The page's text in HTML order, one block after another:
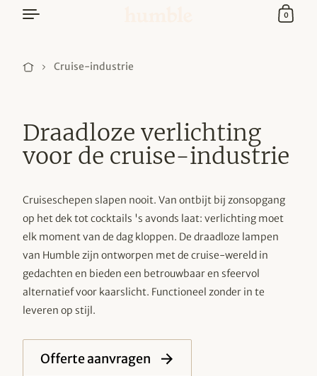
Ga naar content
0
Cruise-industrie
Draadloze verlichting
voor de cruise-industrie
Cruiseschepen slapen nooit. Van ontbijt bij zonsopgang
op het dek tot cocktails 's avonds laat: verlichting moet
elk moment van de dag kloppen. De draadloze lampen
van Humble zijn ontworpen met de cruise-wereld in
gedachten en bieden een betrouwbaar en sfeervol
alternatief voor kaarslicht. Functioneel zonder in te
leveren op stijl.
Offerte aanvragen